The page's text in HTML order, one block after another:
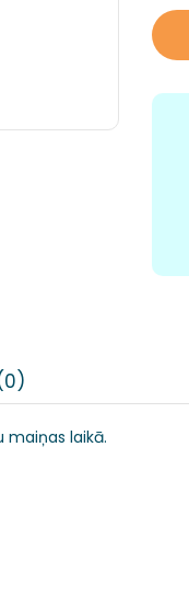
maiņas laikā.